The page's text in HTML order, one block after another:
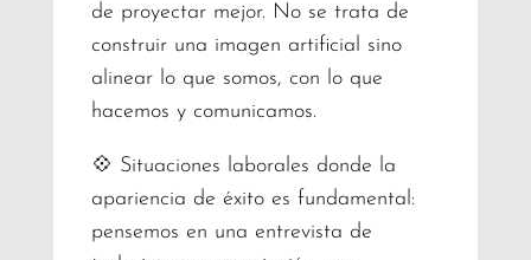
de proyectar mejor. No se trata de
construir una imagen artificial sino
alinear lo que somos, con lo que
hacemos y comunicamos.
💠 Situaciones laborales donde la
apariencia de éxito es fundamental:
pensemos en una entrevista de